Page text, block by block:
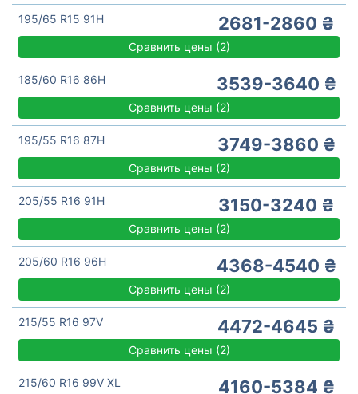
195/65 R15 91H 2681-2860 ₴
Сравнить цены (2)
185/60 R16 86H 3539-3640 ₴
Сравнить цены (2)
195/55 R16 87H 3749-3860 ₴
Сравнить цены (2)
205/55 R16 91H 3150-3240 ₴
Сравнить цены (2)
205/60 R16 96H 4368-4540 ₴
Сравнить цены (2)
215/55 R16 97V 4472-4645 ₴
Сравнить цены (2)
215/60 R16 99V XL 4160-5384 ₴